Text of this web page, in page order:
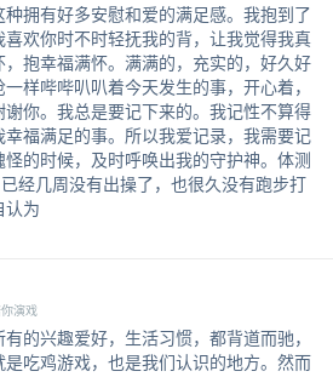
拥有好多安慰和爱的满足感。我抱到了
欢你时不时轻抚我的背，让我觉得我真
抱幸福满怀。满满的，充实的，好久好
样哔哔叭叭着今天发生的事，开心着，
你。我总是要记下来的。我记性不算得
福满足的事。所以我爱记录，我需要记
的时候，及时呼唤出我的守护神。体测
经几周没有出操了，也很久没有跑步打
认为
演戏
的兴趣爱好，生活习惯，都背道而驰，
吃鸡游戏，也是我们认识的地方。然而